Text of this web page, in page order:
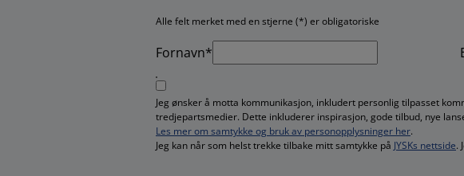
Alle felt merket med en stjerne (*) er obligatoriske
Fornavn*
Jeg ønsker å motta kommunikasjon, inkludert personlig tilpasset
tredjepartsmedier. Dette inkluderer inspirasjon, gode tilbud, nye
Les mer om samtykke og bruk av personopplysninger her.
Jeg kan når som helst trekke tilbake mitt samtykke på JYSKs nettside.